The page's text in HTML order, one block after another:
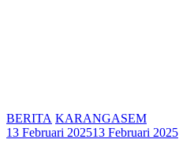
BERITA KARANGASEM
13 Februari 202513 Februari 2025